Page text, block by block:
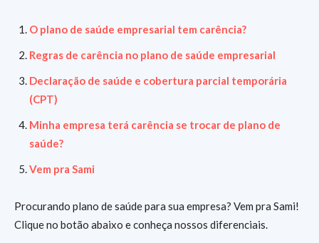
O plano de saúde empresarial tem carência?
Regras de carência no plano de saúde empresarial
Declaração de saúde e cobertura parcial temporária
(CPT)
Minha empresa terá carência se trocar de plano de
saúde?
Vem pra Sami
Procurando plano de saúde para sua empresa? Vem pra Sami!
Clique no botão abaixo e conheça nossos diferenciais.